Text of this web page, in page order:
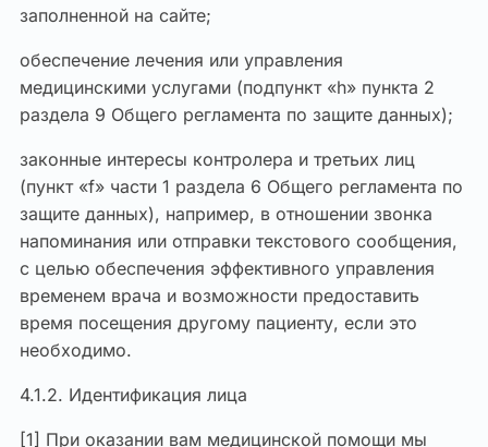
заполненной на сайте;
обеспечение лечения или управления
медицинскими услугами (подпункт «h» пункта 2
раздела 9 Общего регламента по защите данных);
законные интересы контролера и третьих лиц
(пункт «f» части 1 раздела 6 Общего регламента по
защите данных), например, в отношении звонка
напоминания или отправки текстового сообщения,
с целью обеспечения эффективного управления
временем врача и возможности предоставить
время посещения другому пациенту, если это
необходимо.
4.1.2. Идентификация лица
[1] При оказании вам медицинской помощи мы